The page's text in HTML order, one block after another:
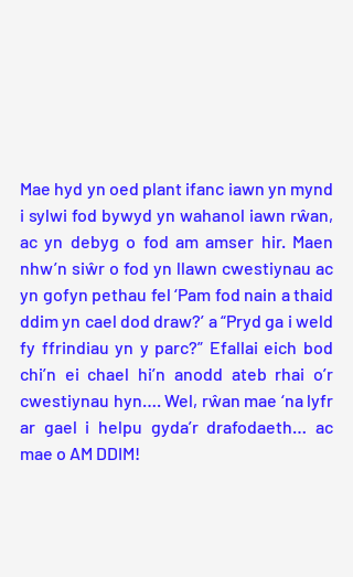
Mae hyd yn oed plant ifanc iawn yn mynd
i sylwi fod bywyd yn wahanol iawn rŵan,
ac yn debyg o fod am amser hir. Maen
nhw’n siŵr o fod yn llawn cwestiynau ac
yn gofyn pethau fel ‘Pam fod nain a thaid
ddim yn cael dod draw?’ a “Pryd ga i weld
fy ffrindiau yn y parc?” Efallai eich bod
chi’n ei chael hi’n anodd ateb rhai o’r
cwestiynau hyn…. Wel, rŵan mae ‘na lyfr
ar gael i helpu gyda’r drafodaeth… ac
mae o AM DDIM!